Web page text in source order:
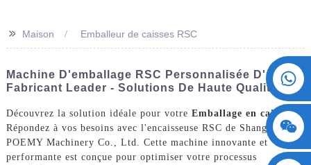
+86 15730993174
>> Maison Emballeur de caisses RSC
Machine D'emballage RSC Personnalisée D'un
Fabricant Leader - Solutions De Haute Qualité
Découvrez la solution idéale pour votre Emballage en caisse
Répondez à vos besoins avec l'encaisseuse RSC de ShangHai
POEMY Machinery Co., Ltd. Cette machine innovante et
performante est conçue pour optimiser votre processus